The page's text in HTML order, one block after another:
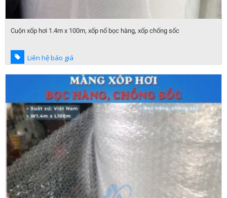
Cuộn xốp hơi 1.4m x 100m, xốp nổ bọc hàng, xốp chống sốc
Liên hệ báo giá